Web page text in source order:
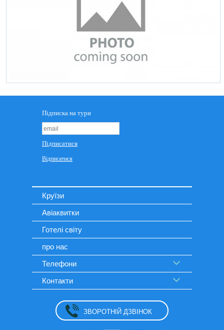
Круїзи
Авіаквитки
Готелі світу
про нас
Телефони
Контакти
ЗВОРОТНІЙ ДЗВІНОК